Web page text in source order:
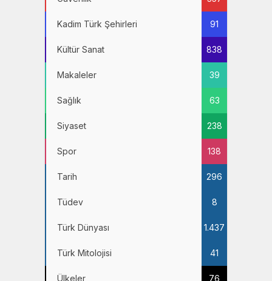
Kadim Türk Şehirleri 91
Kültür Sanat 838
Makaleler 39
Sağlık 63
Siyaset 238
Spor 138
Tarih 296
Tüdev 8
Türk Dünyası 1.437
Türk Mitolojisi 41
Ülkeler 76